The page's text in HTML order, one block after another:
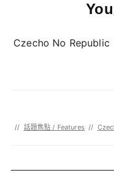
Czecho No Republic
// 話題焦點 / Features //